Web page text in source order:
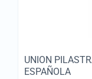
UNION
ESPAÑOLA